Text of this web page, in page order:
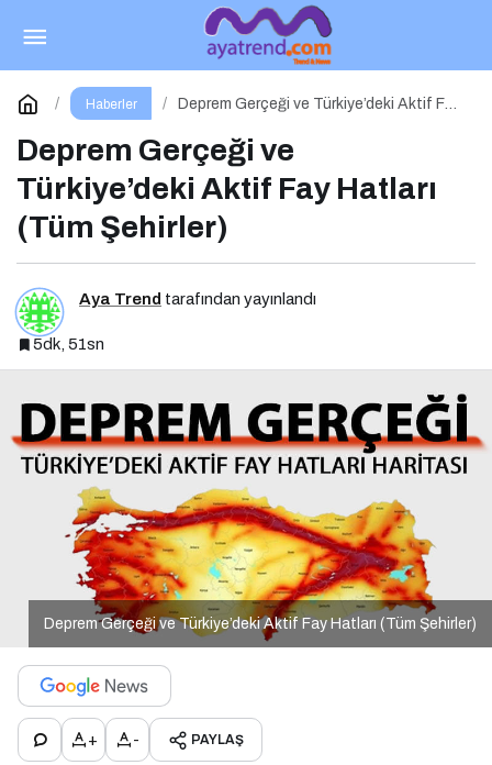
Haberler
Deprem Gerçeği ve Türkiye’deki Aktif Fay
Deprem Gerçeği ve
Türkiye’deki Aktif Fay Hatları
(Tüm Şehirler)
Aya Trend tarafından yayınlandı
5dk, 51sn
Deprem Gerçeği ve Türkiye’deki Aktif Fay Hatları (Tüm Şehirler)
+ - PAYLAŞ
Belek’te Zafer Martin Couvra’nın
Yorum Yap